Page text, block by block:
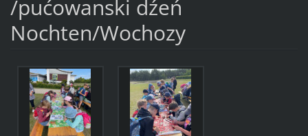
/pućowanski dźeń
Nochten/Wochozy